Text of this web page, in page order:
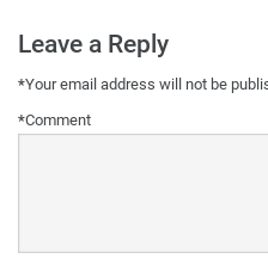
Leave a Reply
Your email address will not be
*
Comment
*